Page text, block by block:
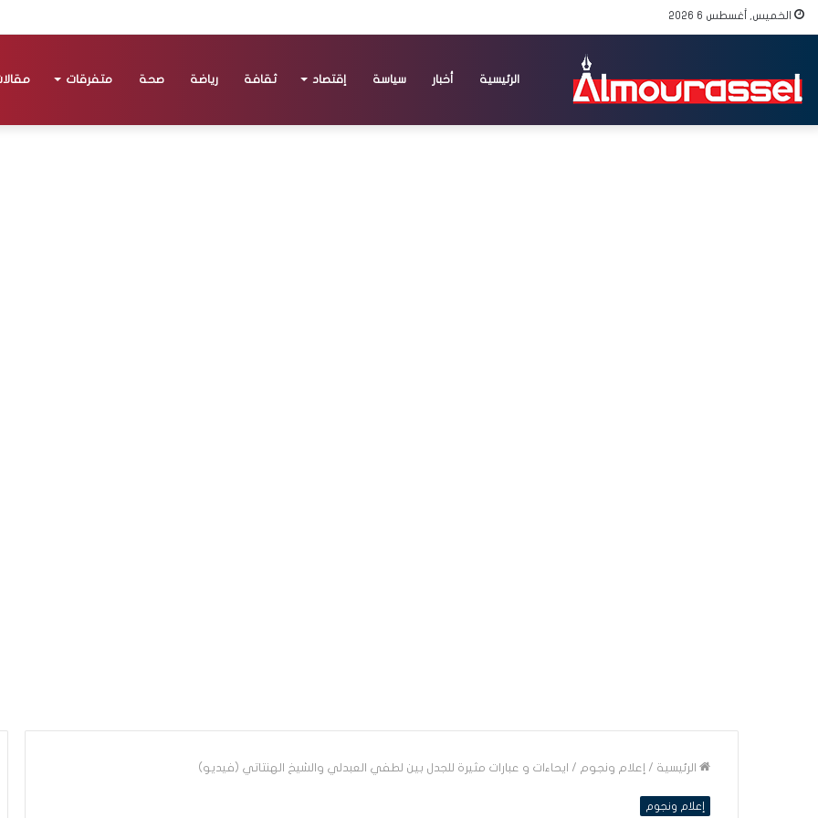
الخميس, أغسطس 6 2026
الرئيسية أخبار سياسة إقتصاد ثقافة رياضة صحة متفرقات
الرئيسية / إعلام ونجوم / ايحاءات و عبارات مثيرة للجدل بين لطفي العبدلي والشيخ الهنتاتي (فيديو)
إعلام ونجوم